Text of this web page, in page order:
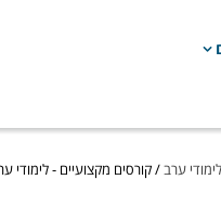
ערב/קורסים מקצועיים - לימודי